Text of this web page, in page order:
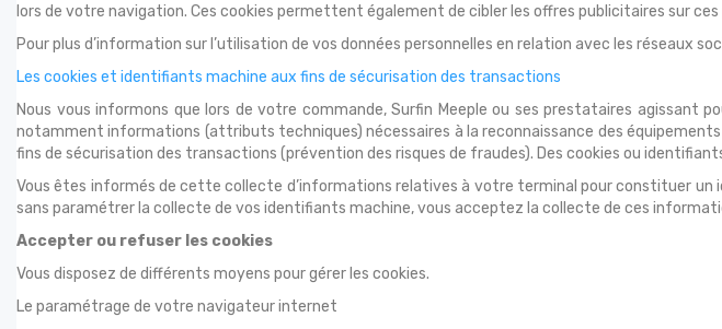
lors de votre navigation. Ces cookies permettent également de cibler les offres publicitaires sur
Pour plus d’information sur l’utilisation de vos données personnelles en relation avec les réseaux
Les cookies et identifiants machine aux fins de sécurisation des transactions
Nous vous informons que lors de votre commande, Surfin Meeple ou ses prestataires
notamment informations (attributs techniques) nécessaires à la reconnaissance des
fins de sécurisation des transactions (prévention des risques de fraudes). Des cookies ou
Vous êtes informés de cette collecte d’informations relatives à votre terminal pour constituer
sans paramétrer la collecte de vos identifiants machine, vous acceptez la collecte de ces
Accepter ou refuser les cookies
Vous disposez de différents moyens pour gérer les cookies.
Le paramétrage de votre navigateur internet